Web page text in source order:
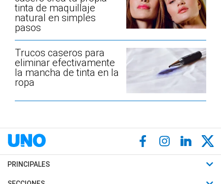
tinta de maquillaje
natural en simples
pasos
Trucos caseros para
eliminar efectivamente
la mancha de tinta en la
ropa
PRINCIPALES